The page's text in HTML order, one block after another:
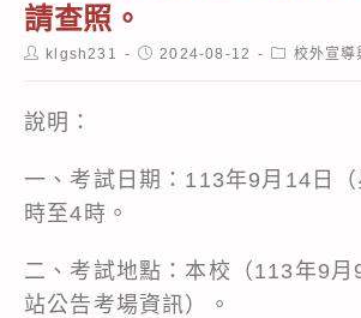
請查照。
Postklgsh231
Post2024-08-12
Post校外宣導
說明：
一、考試日期：113年9月14日
時至4時。
二、考試地點：本校（113年9月
站公告考場資訊）。